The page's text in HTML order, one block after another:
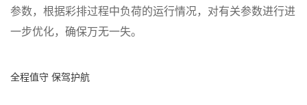
参数，根据彩排过程中负荷的运行情况，对有关参数进行进
一步优化，确保万无一失。
全程值守 保驾护航